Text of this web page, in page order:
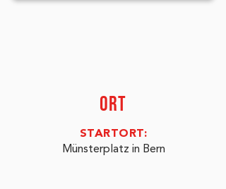
ORT
STARTORT:
Münsterplatz in Bern